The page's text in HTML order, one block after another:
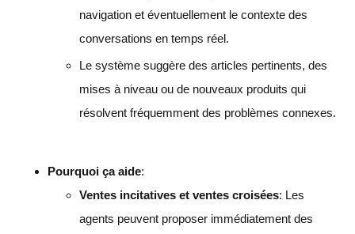
navigation et éventuellement le contexte des
conversations en temps réel.
Le système suggère des articles pertinents, des
mises à niveau ou de nouveaux produits qui
résolvent fréquemment des problèmes connexes.
Pourquoi ça aide:
Ventes incitatives et ventes croisées: Les
agents peuvent proposer immédiatement des